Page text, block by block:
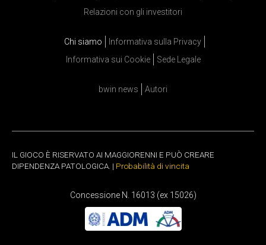
Relazioni con gli investitori
Chi siamo
Informativa sulla Privacy
Informativa sui Cookie
Sede Legale
bwin news Autori
IL GIOCO È RISERVATO AI MAGGIORENNI E PUÒ CREARE
DIPENDENZA PATOLOGICA. | Probabilità di vincita
Concessione N. 16013 (ex 15026)